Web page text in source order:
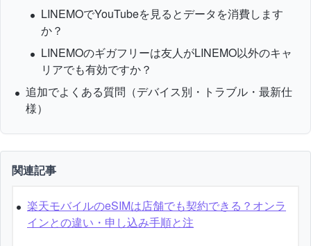
LINEMOでYouTubeを見るとデータを消費します
か？
LINEMOのギガフリーは友人がLINEMO以外のキャ
リアでも有効ですか？
追加でよくある質問（デバイス別・トラブル・最新仕
様）
関連記事
楽天モバイルのeSIMは店舗でも契約できる？オンラ
インとの違い・申し込み手順と注